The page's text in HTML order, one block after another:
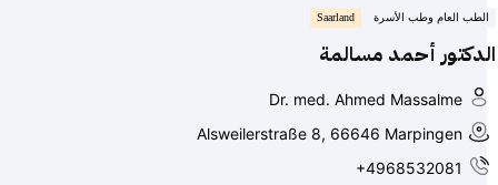
الطب العام وطب الأسرة Saarland
الدكتور أحمد مسالمة
Dr. med. Ahmed Massalme
Alsweilerstraße 8, 66646 Marpingen
+4968532081